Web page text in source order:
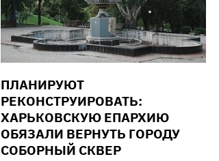
ПЛАНИРУЮТ
РЕКОНСТРУИРОВАТЬ:
ХАРЬКОВСКУЮ ЕПАРХИЮ
ОБЯЗАЛИ ВЕРНУТЬ ГОРОДУ
СОБОРНЫЙ СКВЕР